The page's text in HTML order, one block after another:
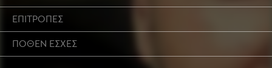
ΕΠΙΤΡΟΠΕΣ
ΠΟΘΕΝ ΕΣΧΕΣ